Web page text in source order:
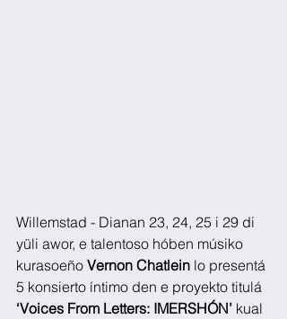
Willemstad - Dianan 23, 24, 25 i 29 di
yüli awor, e talentoso hóben músiko
kurasoeño Vernon Chatlein lo presentá
5 konsierto íntimo den e proyekto titulá
‘Voices From Letters: IMERSHÓN’ kual